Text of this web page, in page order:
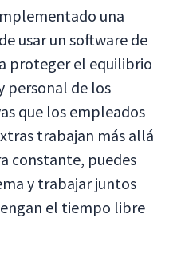
una
usar un software de
proteger el equilibrio
personal de los
que los empleados
trabajan más allá
constante, puedes
y trabajar juntos
el tiempo libre